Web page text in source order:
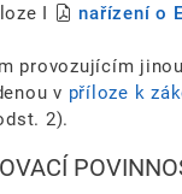
I
nařízení o
provozujícím
v příloze k
2).